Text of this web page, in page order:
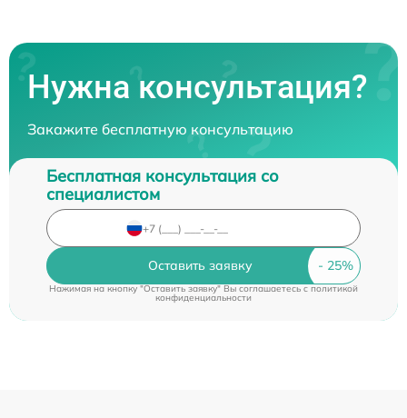
Нужна консультация?
Закажите бесплатную консультацию
Бесплатная консультация со
специалистом
Оставить заявку
Нажимая на кнопку "Оставить заявку" Вы соглашаетесь cполитикой
конфиденциальности